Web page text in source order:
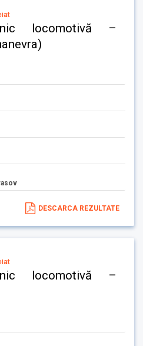
locomotivă –
DESCARCA REZULTATE
locomotivă –